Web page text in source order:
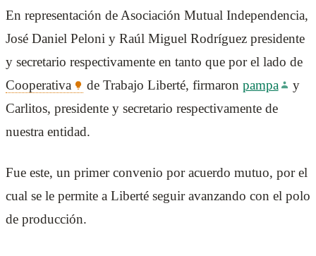
En representación de Asociación Mutual Independencia,
José Daniel Peloni y Raúl Miguel Rodríguez presidente
y secretario respectivamente en tanto que por el lado de
Cooperativa
de Trabajo Liberté, firmaron pampa
y
Carlitos, presidente y secretario respectivamente de
nuestra entidad.
Fue este, un primer convenio por acuerdo mutuo, por el
cual se le permite a Liberté seguir avanzando con el polo
de producción.